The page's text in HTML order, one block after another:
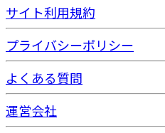
サイト利用規約
プライバシーポリシー
よくある質問
運営会社